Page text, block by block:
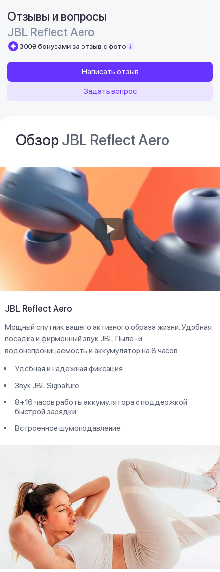
Отзывы и вопросы
JBL Reflect Aero
300₴ бонусами за отзыв с фото
Написать отзыв
Задать вопрос
ОбзорJBL Reflect Aero
JBL Reflect Aero
Мощный спутник вашего активного образа жизни. Удобная
посадка и фирменный звук JBL. Пыле- и
водонепроницаемость и аккумулятор на 8 часов.
Удобная и надежная фиксация
Звук JBL Signature
8+16 часов работы аккумулятора с поддержкой
быстрой зарядки
Встроенное шумоподавление